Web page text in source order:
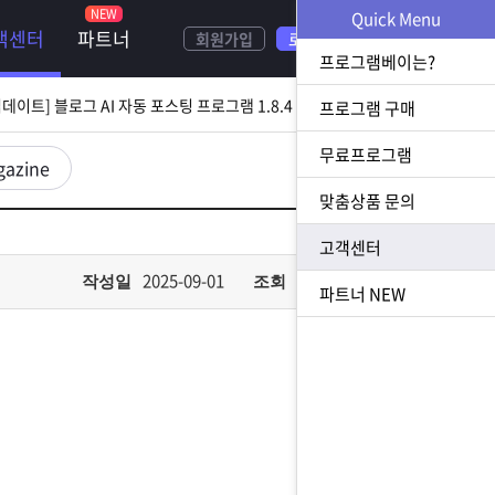
센터 파트너 회원가입 로그인
[ 2026.08.05 업데이트] 스토어 사업자 디비 추출 프로그램 1.5.9 업데이트
[ 2026.07.31 업데이트] 블로그 AI 자동 포스팅 프로그램 1.8.4 업데이트
이트] N사 쪽지 자동 발송 프로그램 1.3.0 업데이트
[ 2026.07.23 업데이트] 황금 키워드 수집 추출 프로그램 1.1.8 업데이트
작성일 2025-09-01 조회
Quick Menu
프로그램베이는?
프로그램 구매
무료프로그램
맞춤상품 문의
고객센터
파트너 NEW